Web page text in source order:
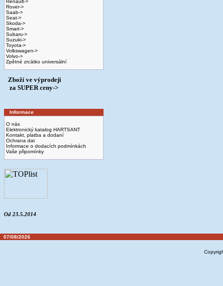
Renault->
Rover->
Saab->
Seat->
Skoda->
Smart->
Subaru->
Suzuki->
Toyota->
Volkswagen->
Volvo->
Zpětné zrcátko universální
Zboží ve výprodeji
­ za SUPER ceny->
Informace
O nás
Elektronický katalog HARTSANT
Kontakt, platba a dodaní
Ochrana dat
Informace o dodacích podmínkách
Vaše připomínky
Od 23.5.2014
07/08/2026